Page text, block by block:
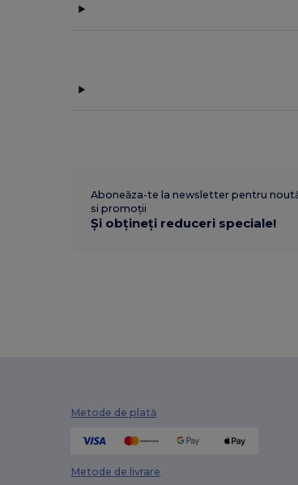
Aboneăza-te la newsletter pentru
si promoții
Și obțineți reduceri speciale!
Metode de plată
Metode de livrare